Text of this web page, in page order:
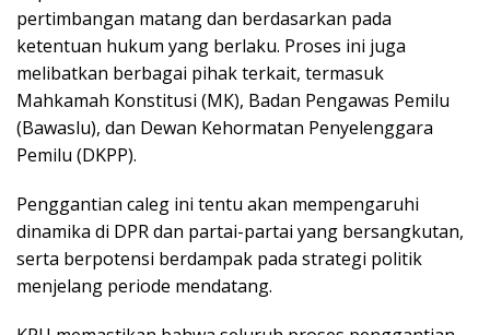
pertimbangan matang dan berdasarkan pada
ketentuan hukum yang berlaku. Proses ini juga
melibatkan berbagai pihak terkait, termasuk
Mahkamah Konstitusi (MK), Badan Pengawas Pemilu
(Bawaslu), dan Dewan Kehormatan Penyelenggara
Pemilu (DKPP).
Penggantian caleg ini tentu akan mempengaruhi
dinamika di DPR dan partai-partai yang bersangkutan,
serta berpotensi berdampak pada strategi politik
menjelang periode mendatang.